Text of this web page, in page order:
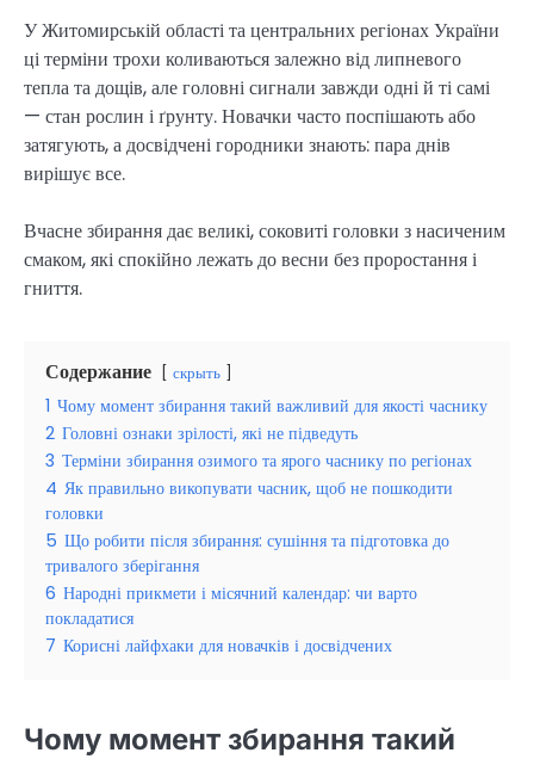
У Житомирській області та центральних регіонах України
ці терміни трохи коливаються залежно від липневого
тепла та дощів, але головні сигнали завжди одні й ті самі
— стан рослин і ґрунту. Новачки часто поспішають або
затягують, а досвідчені городники знають: пара днів
вирішує все.
Вчасне збирання дає великі, соковиті головки з насиченим
смаком, які спокійно лежать до весни без проростання і
гниття.
Содержание скрыть
1 Чому момент збирання такий важливий для якості часнику
2 Головні ознаки зрілості, які не підведуть
3 Терміни збирання озимого та ярого часнику по регіонах
4 Як правильно викопувати часник, щоб не пошкодити
головки
5 Що робити після збирання: сушіння та підготовка до
тривалого зберігання
6 Народні прикмети і місячний календар: чи варто
покладатися
7 Корисні лайфхаки для новачків і досвідчених
Чому момент збирання такий